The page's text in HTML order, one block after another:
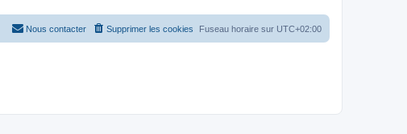
Fuseau horaire sur UTC+02:00
Supprimer les cookies
Nous contacter